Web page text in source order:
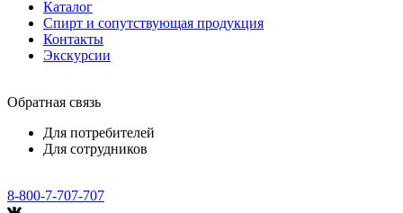
Каталог
Спирт и сопутствующая продукция
Контакты
Экскурсии
Обратная связь
Для потребителей
Для сотрудников
8-800-7-707-707